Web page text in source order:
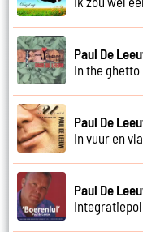
Paul De
In the ghetto
Paul De
In vuur en
Paul De